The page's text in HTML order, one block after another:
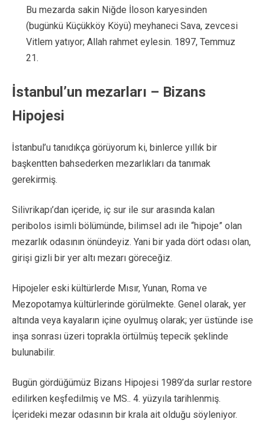
Bu mezarda sakin Niğde İloson karyesinden
(bugünkü Küçükköy Köyü) meyhaneci Sava, zevcesi
Vitlem yatıyor; Allah rahmet eylesin. 1897, Temmuz
21.
İstanbul’un mezarları – Bizans
Hipojesi
İstanbul’u tanıdıkça görüyorum ki, binlerce yıllık bir
başkentten bahsederken mezarlıkları da tanımak
gerekirmiş.
Silivrikapı’dan içeride, iç sur ile sur arasında kalan
peribolos isimli bölümünde, bilimsel adı ile “hipoje” olan
mezarlık odasının önündeyiz. Yani bir yada dört odası olan,
girişi gizli bir yer altı mezarı göreceğiz.
Hipojeler eski kültürlerde Mısır, Yunan, Roma ve
Mezopotamya kültürlerinde görülmekte. Genel olarak, yer
altında veya kayaların içine oyulmuş olarak; yer üstünde ise
inşa sonrası üzeri toprakla örtülmüş tepecik şeklinde
bulunabilir.
Bugün gördüğümüz Bizans Hipojesi 1989’da surlar restore
edilirken keşfedilmiş ve MS.. 4. yüzyıla tarihlenmiş.
İçerideki mezar odasının bir krala ait olduğu söyleniyor.